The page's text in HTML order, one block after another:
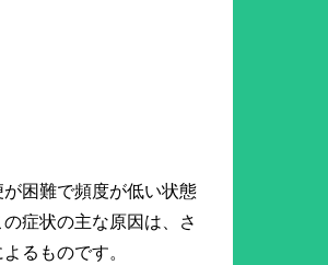
困難で頻度が低い状態
症状の主な原因は、さ
るものです。